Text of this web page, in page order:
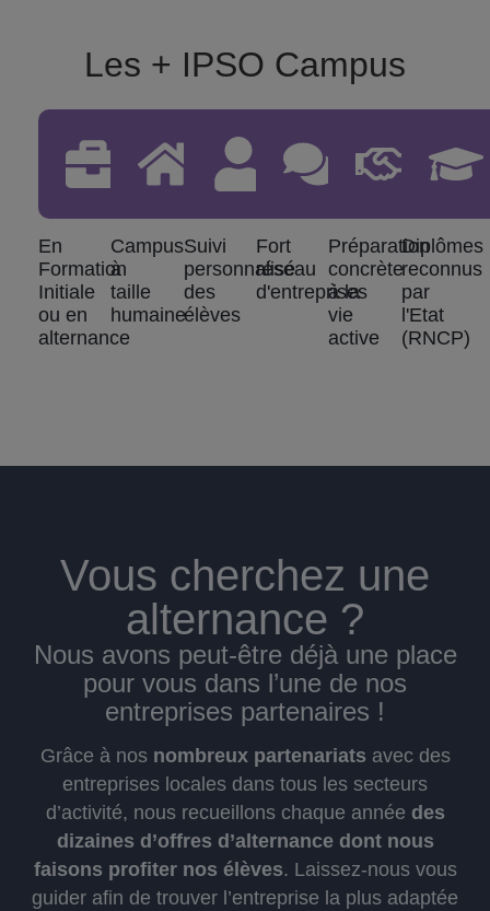
Les + IPSO Campus
En
Formation
Initiale
ou en
alternance
Campus
à
taille
humaine
Suivi
personnalisé
des
élèves
Fort
réseau
d'entreprises
Préparation
concrète
à la
vie
active
Diplômes
reconnus
par
l'Etat
(RNCP)
Vous cherchez une
alternance ?
Nous avons peut-être déjà une place
pour vous dans l’une de nos
entreprises partenaires !
Grâce à nos nombreux partenariats avec des
entreprises locales dans tous les secteurs
d’activité, nous recueillons chaque année des
dizaines d’offres d’alternance dont nous
faisons profiter nos élèves. Laissez-nous vous
guider afin de trouver l’entreprise la plus adaptée